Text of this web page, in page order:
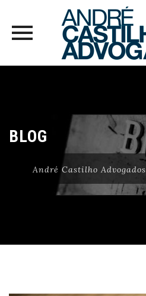
BLOG
André Castilho Advogados